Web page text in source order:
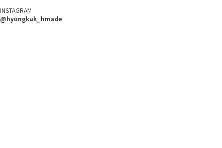
INSTAGRAM
@hyungkuk_hmade